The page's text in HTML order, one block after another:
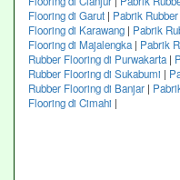
Flooring di Garut | Pabrik
Flooring di Karawang | Pabrik
Flooring di Majalengka| Pabrik
Rubber Flooring di Purwakarta|
Rubber Flooring di Sukabumi |
Rubber Flooring di Banjar |
Flooring di Cimahi |